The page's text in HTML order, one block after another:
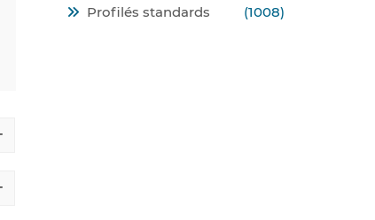
Profilés standards (1008)